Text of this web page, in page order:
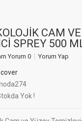
CAM
SPREY 500
Yorum 0 Yorum Yap
Yok !